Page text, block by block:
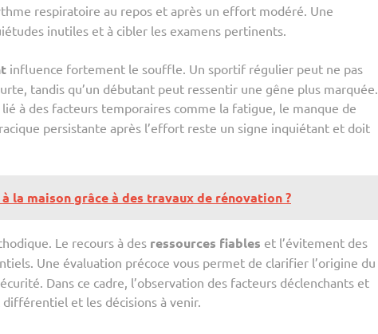
respiratoire au repos et après un effort modéré. Une
inutiles et à cibler les examens pertinents.
influence fortement le souffle. Un sportif régulier peut ne pas
tandis qu’un débutant peut ressentir une gêne plus marquée.
à des facteurs temporaires comme la fatigue, le manque de
persistante après l’effort reste un signe inquiétant et doit
la maison grâce à des travaux de rénovation ?
Le recours à des ressources fiables et l’évitement des
Une évaluation précoce vous permet de clarifier l’origine du
Dans ce cadre, l’observation des facteurs déclenchants et
et les décisions à venir.